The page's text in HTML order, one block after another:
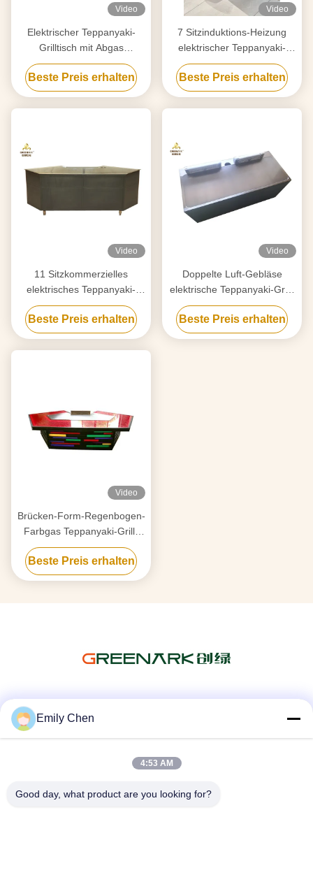
Video
Elektrischer Teppanyaki-
Grilltisch mit Abgas
1200x850mm
Beste Preis erhalten
Video
7 Sitzinduktions-Heizung
elektrischer Teppanyaki-
Tabellen-Grill-Edelstahl-und
legierterstahl
Beste Preis erhalten
Video
11 Sitzkommerzielles
elektrisches Teppanyaki-
Grill-Edelstahl-Material
Beste Preis erhalten
Video
Doppelte Luft-Gebläse
elektrische Teppanyaki-Grill-
Rechteck-Form für
Restaurant
Beste Preis erhalten
Video
Brücken-Form-Regenbogen-
Farbgas Teppanyaki-Grill-
Tabelle mit Abführungs-
System
Beste Preis erhalten
Emily Chen
4:53 AM
Good day, what product are you looking for?